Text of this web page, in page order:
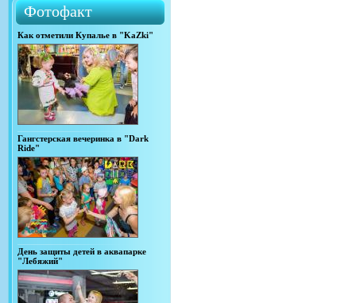
Фотофакт
Как отметили Купалье в "KaZki"
Гангстерская вечеринка в "Dark
Ride"
День защиты детей в аквапарке
"Лебяжий"